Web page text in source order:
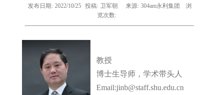
发布日期: 2022/10/25 投稿: 卫军朝 来源: 304am永利集团
浏
览次数:
教授
博士生导师，学术带头人
Email:jinb@staff.shu.edu.cn